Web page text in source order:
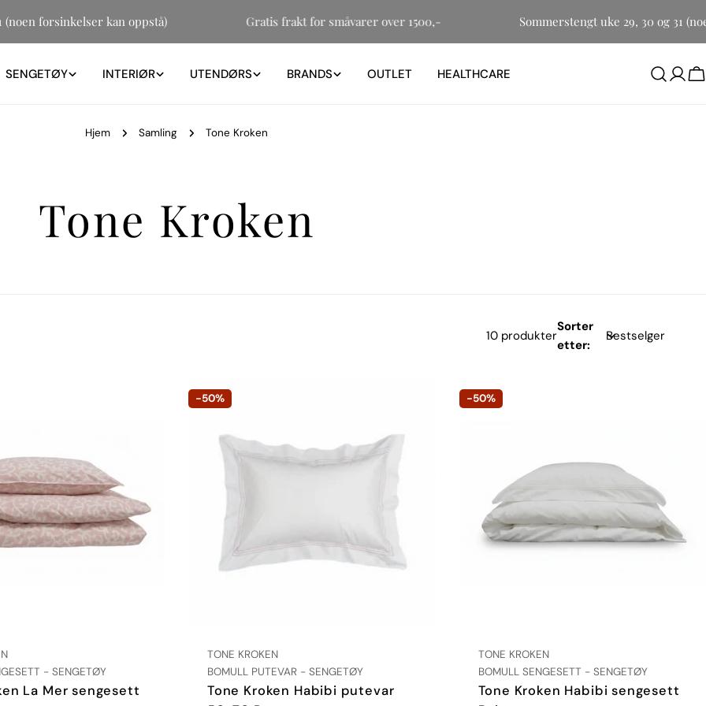
(noen forsinkelser kan oppstå) Gratis frakt for småvarer over 1500,- Sommerstengt uke 29, 30 og 31
SENGETØY INTERIØR UTENDØRS BRANDS OUTLET HEALTHCARE
Hjem Samling Tone Kroken
S
n
g
Tone Kroken
10 produkter
Sorter
etter:
- SENGETØY
La Mer sengesett
-50%
LEVERANDØR:
TONE KROKEN
TYPE:
BOMULL PUTEVAR - SENGETØY
Tone Kroken Habibi putevar
-50%
LEVERANDØR:
TONE KROKEN
TYPE:
BOMULL SENGESETT - SENGETØY
Tone Kroken Habibi sengesett